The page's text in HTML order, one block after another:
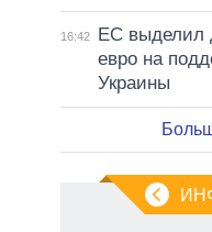
16:42
ЕС выделил
евро на
Украины